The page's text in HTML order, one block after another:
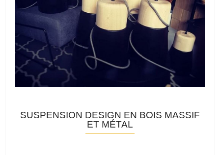
SUSPENSION DESIGN EN BOIS MASSIF
ET MÉTAL